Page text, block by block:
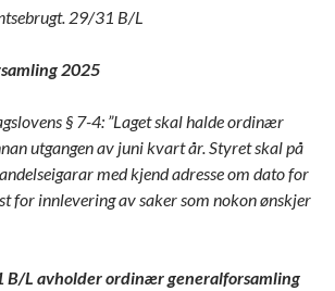
29/31 B/L
2025
§ 7-4: ”Laget skal halde ordinær
utgangen av juni kvart år. Styret skal på
med kjend adresse om dato for
for innlevering av saker som nokon ønskjer
B/L avholder ordinær generalforsamling